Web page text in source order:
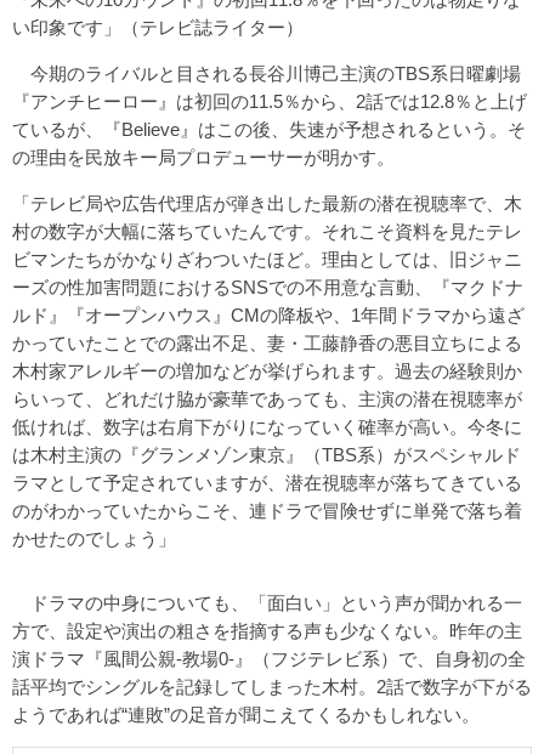
い印象です」（テレビ誌ライター）
今期のライバルと目される長谷川博己主演のTBS系日曜劇場
『アンチヒーロー』は初回の11.5％から、2話では12.8％と上げ
ているが、『Believe』はこの後、失速が予想されるという。そ
の理由を民放キー局プロデューサーが明かす。
「テレビ局や広告代理店が弾き出した最新の潜在視聴率で、木
村の数字が大幅に落ちていたんです。それこそ資料を見たテレ
ビマンたちがかなりざわついたほど。理由としては、旧ジャニ
ーズの性加害問題におけるSNSでの不用意な言動、『マクドナ
ルド』『オープンハウス』CMの降板や、1年間ドラマから遠ざ
かっていたことでの露出不足、妻・工藤静香の悪目立ちによる
木村家アレルギーの増加などが挙げられます。過去の経験則か
らいって、どれだけ脇が豪華であっても、主演の潜在視聴率が
低ければ、数字は右肩下がりになっていく確率が高い。今冬に
は木村主演の『グランメゾン東京』（TBS系）がスペシャルド
ラマとして予定されていますが、潜在視聴率が落ちてきている
のがわかっていたからこそ、連ドラで冒険せずに単発で落ち着
かせたのでしょう」
ドラマの中身についても、「面白い」という声が聞かれる一
方で、設定や演出の粗さを指摘する声も少なくない。昨年の主
演ドラマ『風間公親-教場0-』（フジテレビ系）で、自身初の全
話平均でシングルを記録してしまった木村。2話で数字が下がる
ようであれば“連敗”の足音が聞こえてくるかもしれない。